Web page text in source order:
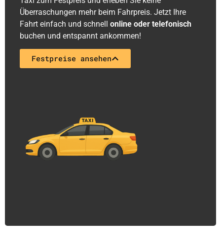
Überraschungen mehr beim Fahrpreis. Jetzt Ihre
Fahrt einfach und schnell online oder telefonisch
buchen und entspannt ankommen!
Festpreise ansehen